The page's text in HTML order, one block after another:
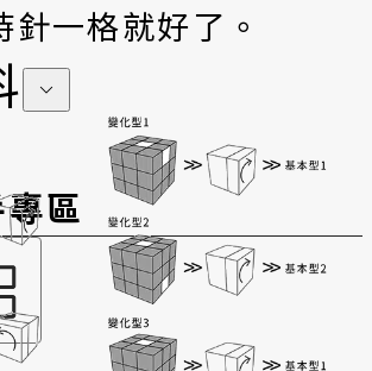
區
針一格就好了。